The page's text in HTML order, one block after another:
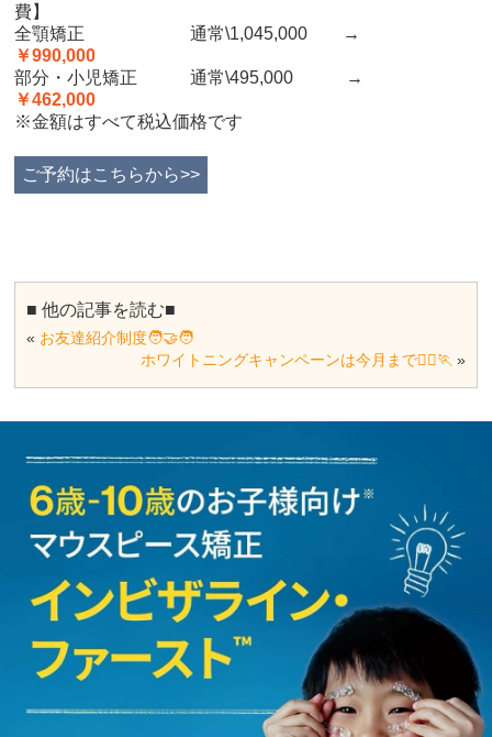
全顎矯正 通常\1,045,000 →
￥990,000
部分・小児矯正 通常\495,000 →
￥462,000
※金額はすべて税込価格です
ご予約はこちらから>>
■ 他の記事を読む■
« お友達紹介制度🧑‍🤝‍🧑
ホワイトニングキャンペーンは今月まで🏃‍♂️🏃 »